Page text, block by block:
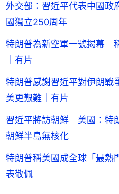
外交部：習近平代表中國
國獨立250周年
特朗普為新空軍一號揭幕
｜有片
特朗普感謝習近平對伊朗戰
美更艱難｜有片
習近平將訪朝鮮 美國：特
朝鮮半島無核化
特朗普稱美國成全球「最熱
表敬佩